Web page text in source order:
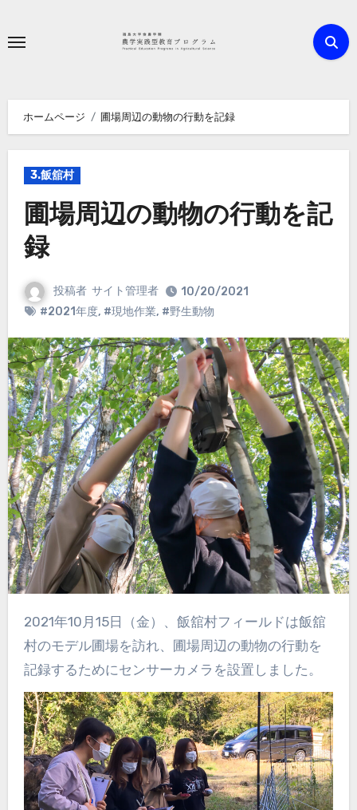
ホームページ 圃場周辺の動物の行動を記録
3.飯舘村
圃場周辺の動物の行動を記
録
投稿者 サイト管理者
10/20/2021
#2021年度, #現地作業, #野生動物
2021年10月15日（金）、飯舘村フィールドは飯舘
村のモデル圃場を訪れ、圃場周辺の動物の行動を
記録するためにセンサーカメラを設置しました。